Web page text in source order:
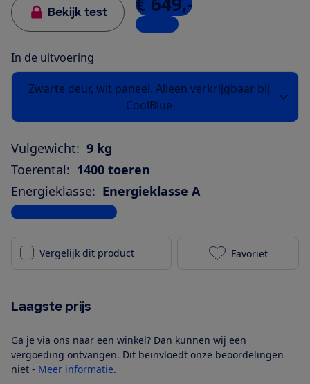
Bekijk test
1 winkel
In de uitvoering
Zwarte deur, wit paneel. Alleen verkrijgbaar bij
CoolBlue
Vulgewicht: 9 kg
Toerental: 1400 toeren
Energieklasse: Energieklasse A
Bekijk alle specificaties
Vergelijk dit product Bosch
Favoriet
Laagste prijs
Ga je via ons naar een winkel? Dan kunnen wij een
vergoeding ontvangen. Dit beïnvloedt onze beoordelingen
niet - Meer informatie.